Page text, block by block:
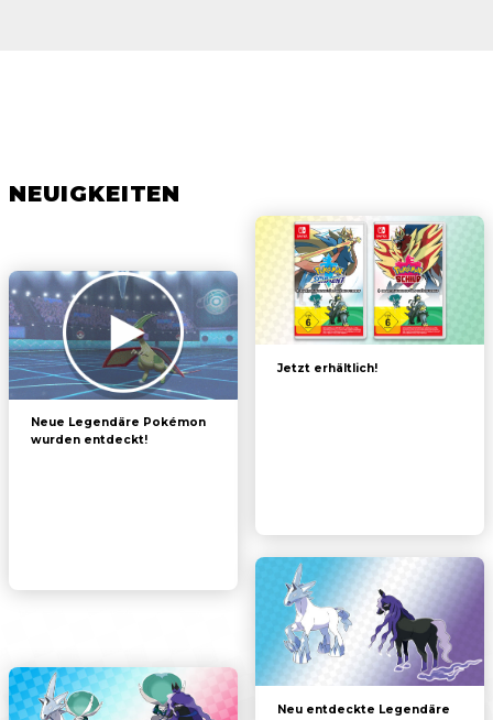
NEUIGKEITEN
Neue Legendäre Pokémon
wurden entdeckt!
Jetzt erhältlich!
Neu entdeckte Legendäre